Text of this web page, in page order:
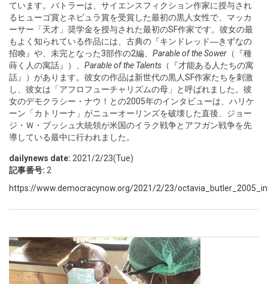
ています。バトラーは、サイエンスフィクション作家に授与され
るヒューゴ賞とネビュラ賞を受賞した最初の黒人女性で、マッカ
ーサー「天才」奨学金を授与された最初のSF作家です。彼女の最
もよく知られている作品には、古典の『キンドレッド―きずなの
招喚』や、未完となった3部作の2編、 Parable of the Sower （『種
蒔く人の寓話』）、 Parable of the Talents （『才能ある人たちの寓
話』）があります。彼女の作品は新世代の黒人SF作家たちを刺激
し、彼女は「アフロフューチャリズムの母」と呼ばれました。彼
女のデモクラシー・ナウ！との2005年のインタビューは、ハリケ
ーン「カトリーナ」がニューオーリンズを破壊した直後、ジョー
ジ・Ｗ・ブッシュ大統領が米国のイラク戦争とアフガン戦争を先
導している最中に行われました。
dailynews date: 2021/2/23(Tue)
記事番号: 2
https://www.democracynow.org/2021/2/23/